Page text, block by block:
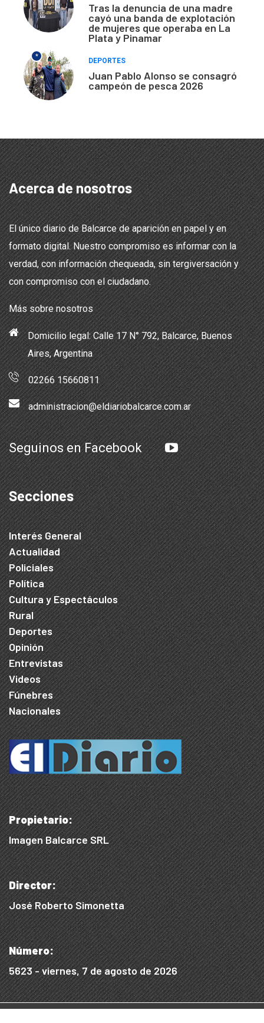
Tras la denuncia de una madre
cayó una banda de explotación
de mujeres que operaba en La
Plata y Pinamar
*
DEPORTES
Juan Pablo Alonso se consagró
campeón de pesca 2026
Acerca de nosotros
El único diario de Balcarce de aparición en papel y en
formato digital. Nuestro compromiso es informar con la
verdad, con información chequeada, sin tergiversación y
con compromiso con el ciudadano.
Más sobre nosotros
Domicilio legal: Calle 17 N° 792, Balcarce, Buenos
Aires, Argentina
02266 15660811
administracion@eldiariobalcarce.com.ar
Seguinos en Facebook
Secciones
Interés General
Actualidad
Policiales
Política
Cultura y Espectáculos
Rural
Deportes
Opinión
Entrevistas
Videos
Fúnebres
Nacionales
Propietario:
Imagen Balcarce SRL
Director:
José Roberto Simonetta
Número:
5623 - viernes, 7 de agosto de 2026